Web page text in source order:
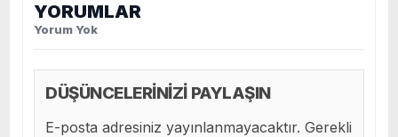
YORUMLAR
Yorum Yok
DÜŞÜNCELERİNİZİ PAYLAŞIN
E-posta adresiniz yayınlanmayacaktır. Gerekli